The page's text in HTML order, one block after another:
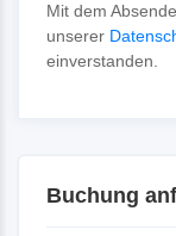
Mit dem
unserer
einverstanden.
Buchung